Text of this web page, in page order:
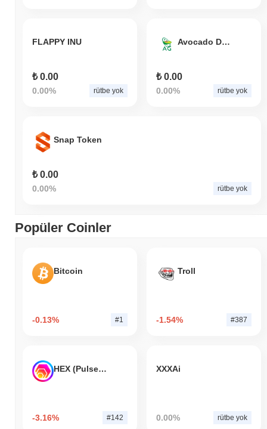
FLAPPY INU
₺ 0.00
0.00% rütbe yok
Avocado DAO Token
₺ 0.00
0.00% rütbe yok
Snap Token
₺ 0.00
0.00% rütbe yok
Popüler Coinler
Bitcoin
-0.13% #1
Troll
-1.54% #387
HEX (Pulsechain)
-3.16% #142
XXXAi
0.00% rütbe yok